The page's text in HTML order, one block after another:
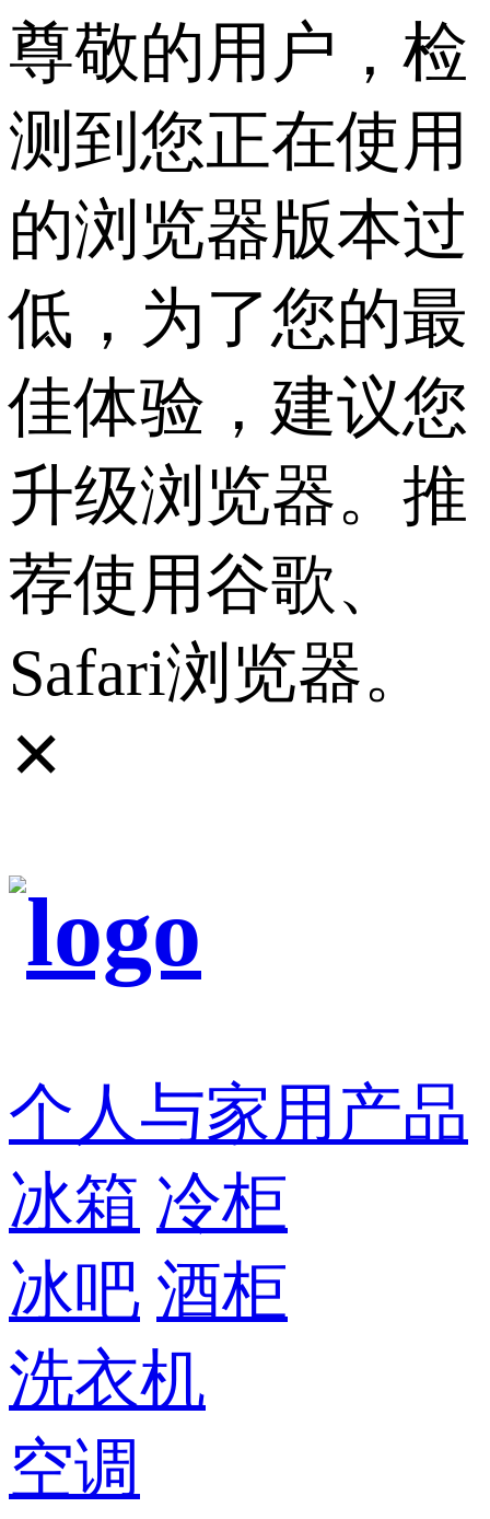
尊敬的用户，检
测到您正在使用
的浏览器版本过
低，为了您的最
佳体验，建议您
升级浏览器。推
荐使用谷歌、
Safari浏览器。
✕
个人与家用产品
冰箱 冷柜
冰吧 酒柜
洗衣机
空调